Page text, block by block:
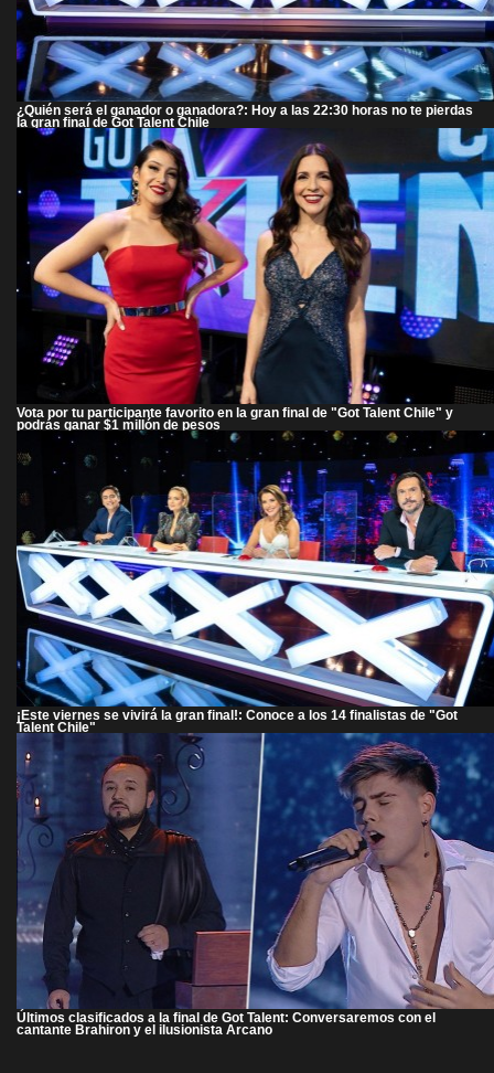
¿Quién será el ganador o ganadora?: Hoy a las 22:30 horas no te pierdas
la gran final de Got Talent Chile
Vota por tu participante favorito en la gran final de "Got Talent Chile" y
podrás ganar $1 millón de pesos
¡Este viernes se vivirá la gran final!: Conoce a los 14 finalistas de "Got
Talent Chile"
Últimos clasificados a la final de Got Talent: Conversaremos con el
cantante Brahiron y el ilusionista Arcano